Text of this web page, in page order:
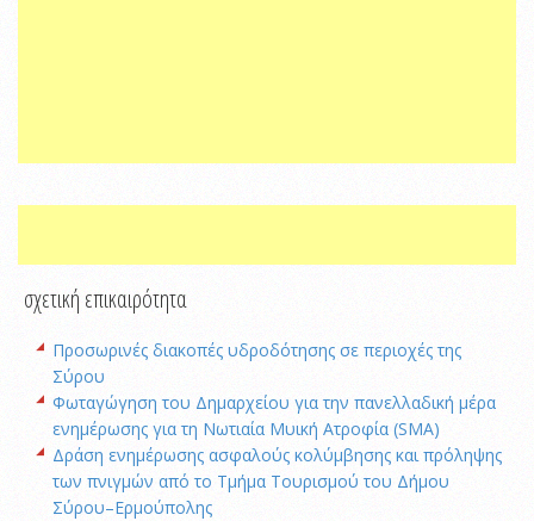
σχετική επικαιρότητα
Προσωρινές διακοπές υδροδότησης σε περιοχές της
Σύρου
Φωταγώγηση του Δημαρχείου για την πανελλαδική μέρα
ενημέρωσης για τη Νωτιαία Μυική Ατροφία (SMA)
Δράση ενημέρωσης ασφαλούς κολύμβησης και πρόληψης
των πνιγμών από το Τμήμα Τουρισμού του Δήμου
Σύρου–Ερμούπολης